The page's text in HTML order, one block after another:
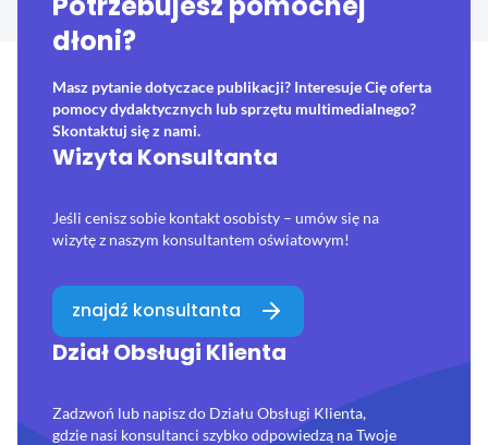
dłoni?
Masz pytanie dotyczace publikacji? Interesuje Cię oferta
pomocy dydaktycznych lub sprzętu multimedialnego?
Skontaktuj się z nami.
Wizyta Konsultanta
Jeśli cenisz sobie kontakt osobisty – umów się na
wizytę z naszym konsultantem oświatowym!
znajdź konsultanta
Dział Obsługi Klienta
Zadzwoń lub napisz do Działu Obsługi Klienta,
gdzie nasi konsultanci szybko odpowiedzą na Twoje